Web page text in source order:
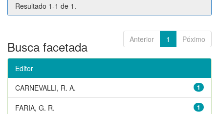
Resultado 1-1 de 1.
Anterior 1 Póximo
Busca facetada
Editor
1
CARNEVALLI, R. A.
1
FARIA, G. R.